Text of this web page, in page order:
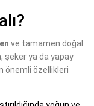
ve tamamen doğal
şeker ya da yapay
önemli özellikleri